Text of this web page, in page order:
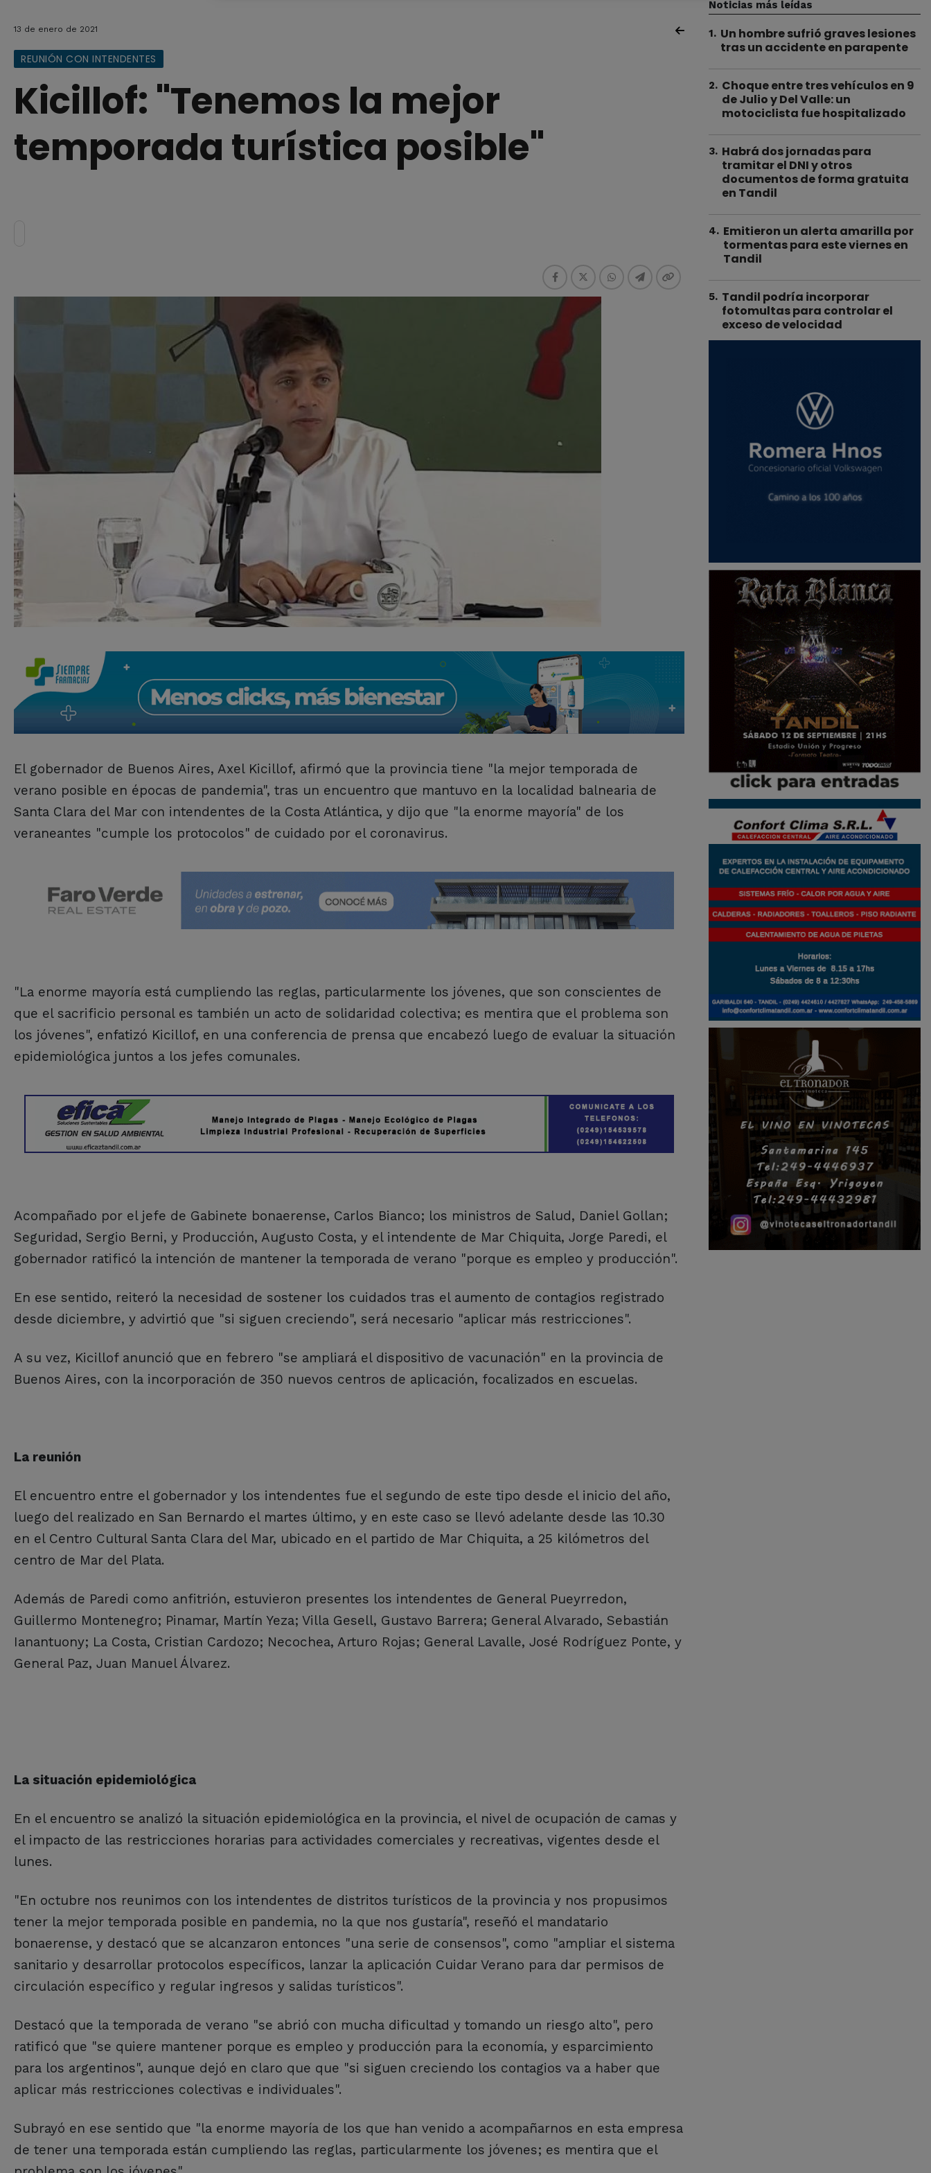
13 de enero de 2021
REUNIÓN CON INTENDENTES
Kicillof: "Tenemos la mejor
temporada turística posible"
El gobernador de Buenos Aires, Axel Kicillof, afirmó que la provincia tiene "la mejor temporada de
verano posible en épocas de pandemia", tras un encuentro que mantuvo en la localidad balnearia de
Santa Clara del Mar con intendentes de la Costa Atlántica, y dijo que "la enorme mayoría" de los
veraneantes "cumple los protocolos" de cuidado por el coronavirus.
"La enorme mayoría está cumpliendo las reglas, particularmente los jóvenes, que son conscientes de
que el sacrificio personal es también un acto de solidaridad colectiva; es mentira que el problema son
los jóvenes", enfatizó Kicillof, en una conferencia de prensa que encabezó luego de evaluar la situación
epidemiológica juntos a los jefes comunales.
Acompañado por el jefe de Gabinete bonaerense, Carlos Bianco; los ministros de Salud, Daniel Gollan;
Seguridad, Sergio Berni, y Producción, Augusto Costa, y el intendente de Mar Chiquita, Jorge Paredi, el
gobernador ratificó la intención de mantener la temporada de verano "porque es empleo y producción".
En ese sentido, reiteró la necesidad de sostener los cuidados tras el aumento de contagios registrado
desde diciembre, y advirtió que "si siguen creciendo", será necesario "aplicar más restricciones".
A su vez, Kicillof anunció que en febrero "se ampliará el dispositivo de vacunación" en la provincia de
Buenos Aires, con la incorporación de 350 nuevos centros de aplicación, focalizados en escuelas.
La reunión
El encuentro entre el gobernador y los intendentes fue el segundo de este tipo desde el inicio del año,
luego del realizado en San Bernardo el martes último, y en este caso se llevó adelante desde las 10.30
en el Centro Cultural Santa Clara del Mar, ubicado en el partido de Mar Chiquita, a 25 kilómetros del
centro de Mar del Plata.
Además de Paredi como anfitrión, estuvieron presentes los intendentes de General Pueyrredon,
Guillermo Montenegro; Pinamar, Martín Yeza; Villa Gesell, Gustavo Barrera; General Alvarado, Sebastián
Ianantuony; La Costa, Cristian Cardozo; Necochea, Arturo Rojas; General Lavalle, José Rodríguez Ponte, y
General Paz, Juan Manuel Álvarez.
La situación epidemiológica
En el encuentro se analizó la situación epidemiológica en la provincia, el nivel de ocupación de camas y
el impacto de las restricciones horarias para actividades comerciales y recreativas, vigentes desde el
lunes.
"En octubre nos reunimos con los intendentes de distritos turísticos de la provincia y nos propusimos
tener la mejor temporada posible en pandemia, no la que nos gustaría", reseñó el mandatario
bonaerense, y destacó que se alcanzaron entonces "una serie de consensos", como "ampliar el sistema
sanitario y desarrollar protocolos específicos, lanzar la aplicación Cuidar Verano para dar permisos de
circulación específico y regular ingresos y salidas turísticos".
Destacó que la temporada de verano "se abrió con mucha dificultad y tomando un riesgo alto", pero
ratificó que "se quiere mantener porque es empleo y producción para la economía, y esparcimiento
para los argentinos", aunque dejó en claro que que "si siguen creciendo los contagios va a haber que
aplicar más restricciones colectivas e individuales".
Subrayó en ese sentido que "la enorme mayoría de los que han venido a acompañarnos en esta empresa
de tener una temporada están cumpliendo las reglas, particularmente los jóvenes; es mentira que el
Noticias más leídas
1. Un hombre sufrió graves lesiones
tras un accidente en parapente
2. Choque entre tres vehículos en 9
de Julio y Del Valle: un
motociclista fue hospitalizado
3. Habrá dos jornadas para
tramitar el DNI y otros
documentos de forma gratuita
en Tandil
4. Emitieron un alerta amarilla por
tormentas para este viernes en
Tandil
5. Tandil podría incorporar
fotomultas para controlar el
exceso de velocidad